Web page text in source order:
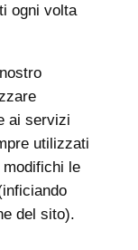
ogni volta
ai servizi
utilizzati
modifichi le
del sito).